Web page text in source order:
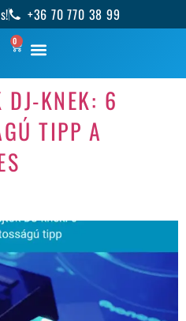
+36 70 770 38 99
0
DJ-KNEK: 6
TIPP A